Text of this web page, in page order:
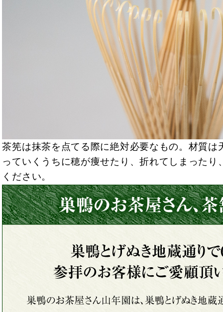
茶筅は抹茶を点てる際に絶対必要なもの。材質は
っていくうちに穂が痩せたり、折れてしまった
ください。